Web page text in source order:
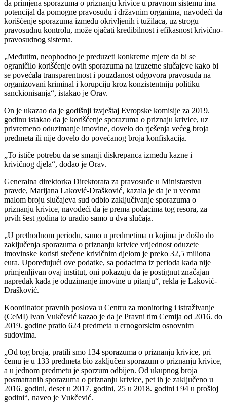
da primjena sporazuma o priznanju krivice u pravnom sistemu ima
potencijal da pomogne pravosuđu i državnim organima, navodeći da
korišćenje sporazuma između okrivljenih i tužilaca, uz strogu
pravosudnu kontrolu, može ojačati kredibilnost i efikasnost krivično-
pravosudnog sistema.
„Međutim, neophodno je preduzeti konkretne mjere da bi se
ograničilo korišćenje ovih sporazuma na izuzetne slučajeve kako bi
se povećala transparentnost i pouzdanost odgovora pravosuđa na
organizovani kriminal i korupciju kroz konzistentniju politiku
sanckionisanja“, istakao je Orav.
On je ukazao da je godišnji izvještaj Evropske komisije za 2019.
godinu istakao da je korišćenje sporazuma o priznaju krivice, uz
privremeno oduzimanje imovine, dovelo do rješenja većeg broja
predmeta ili nije dovelo do povećanog broja konfiskacija.
„To ističe potrebu da se smanji diskrepanca između kazne i
krivičnog djela“, dodao je Orav.
Generalna direktorka Direktorata za pravosuđe u Ministarstvu
pravde, Marijana Laković-Drašković, kazala je da je u veoma
malom broju slučajeva sud odbio zaključivanje sporazuma o
priznanju krivice, navodeći da je prema podacima tog resora, za
prvih šest godina to uradio samo u dva slučaja.
„U prethodnom periodu, samo u predmetima u kojima je došlo do
zaključenja sporazuma o priznanju krivice vrijednost oduzete
imovinske koristi stečene krivičnim djelom je preko 32,5 miliona
eura. Upoređujući ove podatke, sa podacima iz perioda kada nije
primjenljivan ovaj institut, oni pokazuju da je postignut značajan
napredak kada je oduzimanje imovine u pitanju“, rekla je Laković-
Drašković.
Koordinator pravnih poslova u Centru za monitoring i istraživanje
(CeMI) Ivan Vukčević kazao je da je Pravni tim Cemija od 2016. do
2019. godine pratio 624 predmeta u crnogorskim osnovnim
sudovima.
„Od tog broja, pratili smo 134 sporazuma o priznanju krivice, pri
čemu je u 133 predmeta bio zaključen sporazum o priznanju krivice,
a u jednom predmetu je sporzum odbijen. Od ukupnog broja
posmatranih sporazuma o priznanju krivice, pet ih je zaključeno u
2016. godini, deset u 2017. godini, 25 u 2018. godini i 94 u prošloj
godini“, naveo je Vukčević.